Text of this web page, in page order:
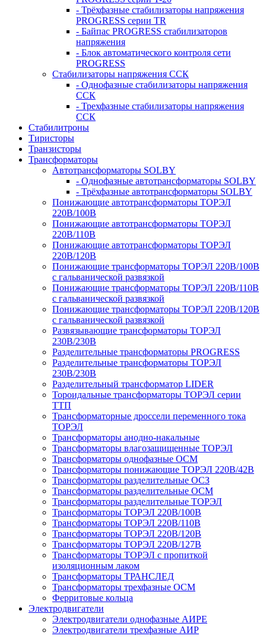
- Трёхфазные стабилизаторы напряжения
PROGRESS серии TR
- Байпас PROGRESS стабилизаторов
напряжения
- Блок автоматического контроля сети
PROGRESS
Стабилизаторы напряжения ССК
- Однофазные стабилизаторы напряжения
ССК
- Трехфазные стабилизаторы напряжения
ССК
Стабилитроны
Тиристоры
Транзисторы
Трансформаторы
Автотрансформаторы SOLBY
- Однофазные автотрансформаторы SOLBY
- Трёхфазные автотрансформаторы SOLBY
Понижающие автотрансформаторы ТОРЭЛ
220В/100В
Понижающие автотрансформаторы ТОРЭЛ
220В/110В
Понижающие автотрансформаторы ТОРЭЛ
220В/120В
Понижающие трансформаторы ТОРЭЛ 220В/100В
с гальванической развязкой
Понижающие трансформаторы ТОРЭЛ 220В/110В
с гальванической развязкой
Понижающие трансформаторы ТОРЭЛ 220В/120В
с гальванической развязкой
Развязывающие трансформаторы ТОРЭЛ
230В/230В
Разделительные трансформаторы PROGRESS
Разделительные трансформаторы ТОРЭЛ
230В/230В
Разделительный трансформатор LIDER
Тороидальные трансформаторы ТОРЭЛ серии
ТТП
Трансформаторные дроссели переменного тока
ТОРЭЛ
Трансформаторы анодно-накальные
Трансформаторы влагозащищенные ТОРЭЛ
Трансформаторы однофазные ОСМ
Трансформаторы понижающие ТОРЭЛ 220В/42В
Трансформаторы разделительные ОСЗ
Трансформаторы разделительные ОСМ
Трансформаторы разделительные ТОРЭЛ
Трансформаторы ТОРЭЛ 220В/100В
Трансформаторы ТОРЭЛ 220В/110В
Трансформаторы ТОРЭЛ 220В/120В
Трансформаторы ТОРЭЛ 220В/127В
Трансформаторы ТОРЭЛ с пропиткой
изоляционным лаком
Трансформаторы ТРАНСЛЕД
Трансформаторы трехфазные ОСМ
Ферритовые кольца
Электродвигатели
Электродвигатели однофазные АИРЕ
Электродвигатели трехфазные АИР